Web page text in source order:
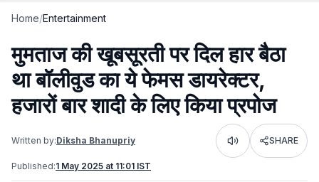
Home/Entertainment
मुमताज की खूबसूरती पर दिल हार बैठा
था बॉलीवुड का ये फेमस डायरेक्टर,
हजारों बार शादी के लिए किया प्रपोज
Written by:Diksha Bhanupriy Listen SHARE
Published:1 May 2025 at 11:01 IST